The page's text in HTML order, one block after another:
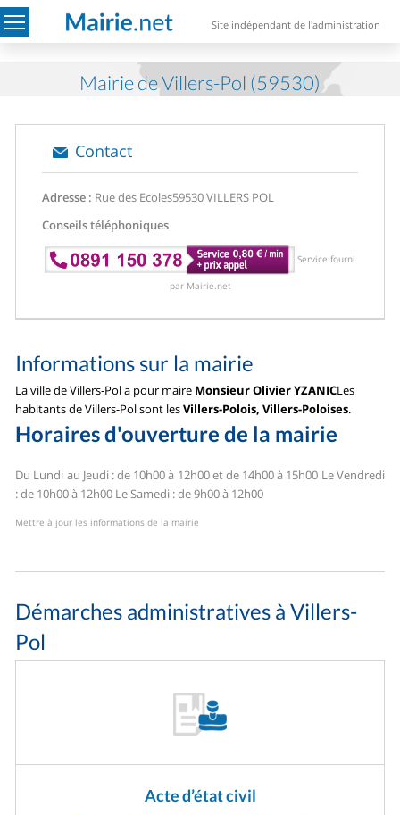
Site indépendant de l'administration
Mairie de Villers-Pol (59530)
Contact
Adresse : Rue des Ecoles59530 VILLERS POL
Conseils téléphoniques
Service fourni
par Mairie.net
Informations sur la mairie
La ville de Villers-Pol a pour maire Monsieur Olivier YZANICLes
habitants de Villers-Pol sont lesVillers-Polois, Villers-Poloises.
Horaires d'ouverture de la mairie
Du Lundi au Jeudi : de 10h00 à 12h00 et de 14h00 à 15h00 Le Vendredi
: de 10h00 à 12h00 Le Samedi : de 9h00 à 12h00
Mettre à jour les informations de la mairie
Démarches administratives à Villers-
Pol
Acte d’état civil